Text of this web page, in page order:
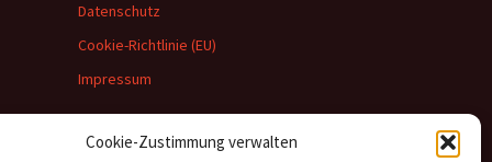
Cookie-Zustimmung verwalten
Datenschutz
Cookie-Richtlinie (EU)
Impressum